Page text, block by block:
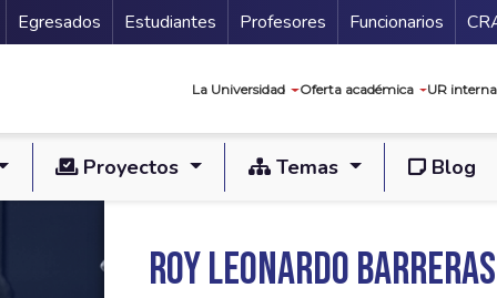
Secundario
Egresados Estudiantes Profesores Funcionarios
La Universidad Oferta académica UR
Proyectos Temas Blog
Roy Leonardo